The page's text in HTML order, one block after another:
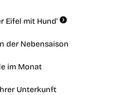
Eifel mit Hund'
der Nebensaison
im Monat
Unterkunft